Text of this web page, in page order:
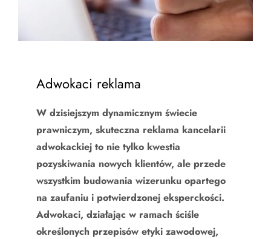
Adwokaci reklama
W dzisiejszym dynamicznym świecie
prawniczym, skuteczna reklama kancelarii
adwokackiej to nie tylko kwestia
pozyskiwania nowych klientów, ale przede
wszystkim budowania wizerunku opartego
na zaufaniu i potwierdzonej eksperckości.
Adwokaci, działając w ramach ściśle
określonych przepisów etyki zawodowej,